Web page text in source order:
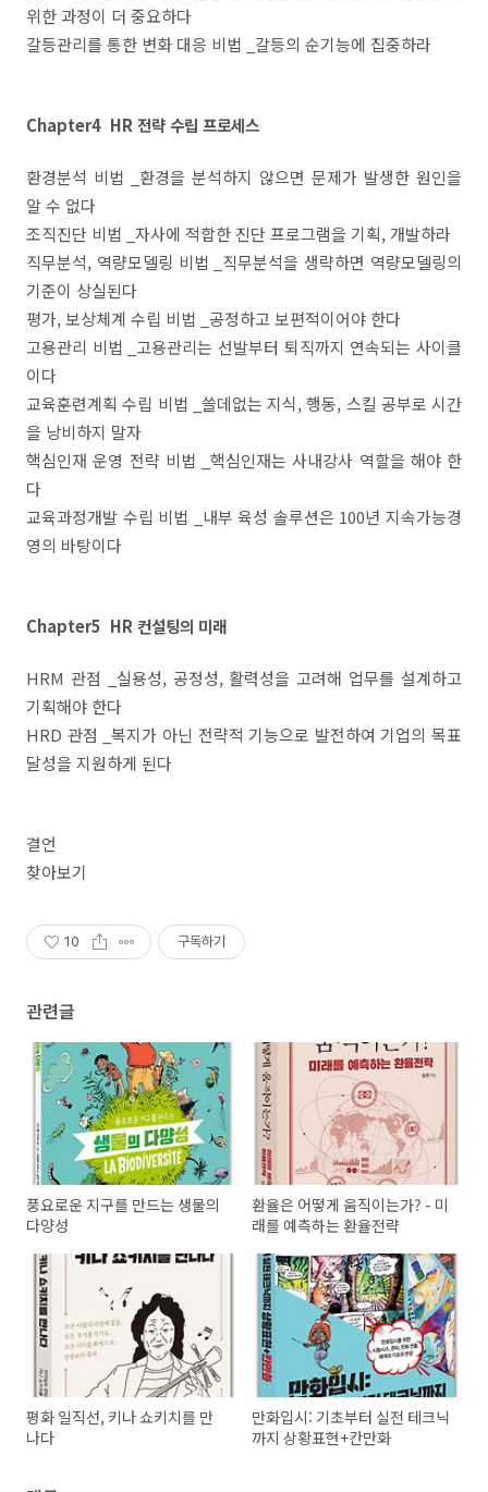
위한 과정이 더 중요하다
갈등관리를 통한 변화 대응 비법 _갈등의 순기능에 집중하라
Chapter4 HR 전략 수립 프로세스
환경분석 비법 _환경을 분석하지 않으면 문제가 발생한 원인을
알 수 없다
조직진단 비법 _자사에 적합한 진단 프로그램을 기획, 개발하라
직무분석, 역량모델링 비법 _직무분석을 생략하면 역량모델링의
기준이 상실된다
평가, 보상체계 수립 비법 _공정하고 보편적이어야 한다
고용관리 비법 _고용관리는 선발부터 퇴직까지 연속되는 사이클
이다
교육훈련계획 수립 비법 _쓸데없는 지식, 행동, 스킬 공부로 시간
을 낭비하지 말자
핵심인재 운영 전략 비법 _핵심인재는 사내강사 역할을 해야 한
다
교육과정개발 수립 비법 _내부 육성 솔루션은 100년 지속가능경
영의 바탕이다
Chapter5 HR 컨설팅의 미래
HRM 관점 _실용성, 공정성, 활력성을 고려해 업무를 설계하고
기획해야 한다
HRD 관점 _복지가 아닌 전략적 기능으로 발전하여 기업의 목표
달성을 지원하게 된다
결언
찾아보기
10 구독하기
관련글
풍요로운 지구를 만드는 생물의
다양성
환율은 어떻게 움직이는가? - 미
래를 예측하는 환율전략
평화 일직선, 키나 쇼키치를 만
나다
만화입시: 기초부터 실전 테크닉
까지 상황표현+칸만화